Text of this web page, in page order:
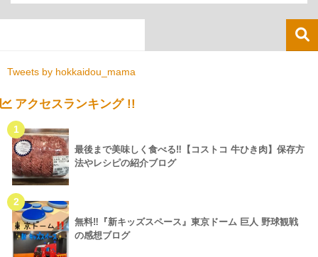
Tweets by hokkaidou_mama
アクセスランキング !!
1
最後まで美味しく食べる‼【コストコ 牛ひき肉】保存方
法やレシピの紹介ブログ
2
無料‼『新キッズスペース』東京ドーム 巨人 野球観戦
の感想ブログ